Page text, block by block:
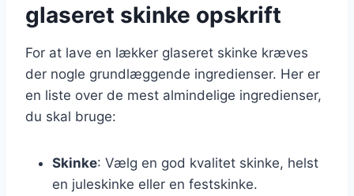
glaseret skinke opskrift
For at lave en lækker glaseret skinke kræves
der nogle grundlæggende ingredienser. Her er
en liste over de mest almindelige ingredienser,
du skal bruge:
Skinke: Vælg en god kvalitet skinke, helst
en juleskinke eller en festskinke.